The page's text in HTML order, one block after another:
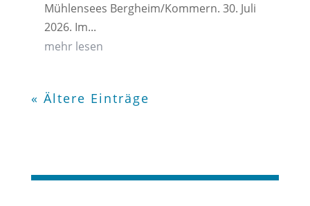
Mühlensees Bergheim/Kommern. 30. Juli
2026. Im...
mehr lesen
« Ältere Einträge